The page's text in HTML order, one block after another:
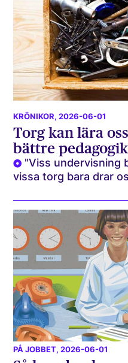
KRÖNIKOR, 2026-06-01
Torg kan lära
bättre pedagogik
"Viss undervisning
vissa torg bara drar
PÅ JOBBET, 2026-06-01